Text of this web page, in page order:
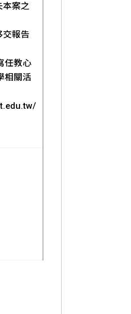
本案之
交報告
任教心
相關活